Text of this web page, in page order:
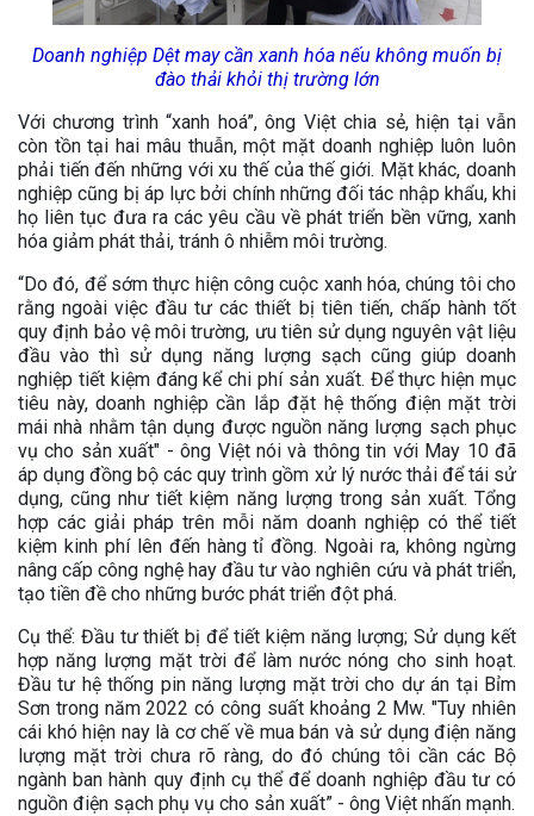
Doanh nghiệp Dệt may cần xanh hóa nếu không muốn bị
đào thải khỏi thị trường lớn
Với chương trình “xanh hoá”, ông Việt chia sẻ, hiện tại vẫn
còn tồn tại hai mâu thuẫn, một mặt doanh nghiệp luôn luôn
phải tiến đến những với xu thế của thế giới. Mặt khác, doanh
nghiệp cũng bị áp lực bởi chính những đối tác nhập khẩu, khi
họ liên tục đưa ra các yêu cầu về phát triển bền vững, xanh
hóa giảm phát thải, tránh ô nhiễm môi trường.
“Do đó, để sớm thực hiện công cuộc xanh hóa, chúng tôi cho
rằng ngoài việc đầu tư các thiết bị tiên tiến, chấp hành tốt
quy định bảo vệ môi trường, ưu tiên sử dụng nguyên vật liệu
đầu vào thì sử dụng năng lượng sạch cũng giúp doanh
nghiệp tiết kiệm đáng kể chi phí sản xuất. Để thực hiện mục
tiêu này, doanh nghiệp cần lắp đặt hệ thống điện mặt trời
mái nhà nhằm tận dụng được nguồn năng lượng sạch phục
vụ cho sản xuất" - ông Việt nói và thông tin với May 10 đã
áp dụng đồng bộ các quy trình gồm xử lý nước thải để tái sử
dụng, cũng như tiết kiệm năng lượng trong sản xuất. Tổng
hợp các giải pháp trên mỗi năm doanh nghiệp có thể tiết
kiệm kinh phí lên đến hàng tỉ đồng. Ngoài ra, không ngừng
nâng cấp công nghệ hay đầu tư vào nghiên cứu và phát triển,
tạo tiền đề cho những bước phát triển đột phá.
Cụ thể: Đầu tư thiết bị để tiết kiệm năng lượng; Sử dụng kết
hợp năng lượng mặt trời để làm nước nóng cho sinh hoạt.
Đầu tư hệ thống pin năng lượng mặt trời cho dự án tại Bỉm
Sơn trong năm 2022 có công suất khoảng 2 Mw. "Tuy nhiên
cái khó hiện nay là cơ chế về mua bán và sử dụng điện năng
lượng mặt trời chưa rõ ràng, do đó chúng tôi cần các Bộ
ngành ban hành quy định cụ thể để doanh nghiệp đầu tư có
nguồn điện sạch phụ vụ cho sản xuất” - ông Việt nhấn mạnh.